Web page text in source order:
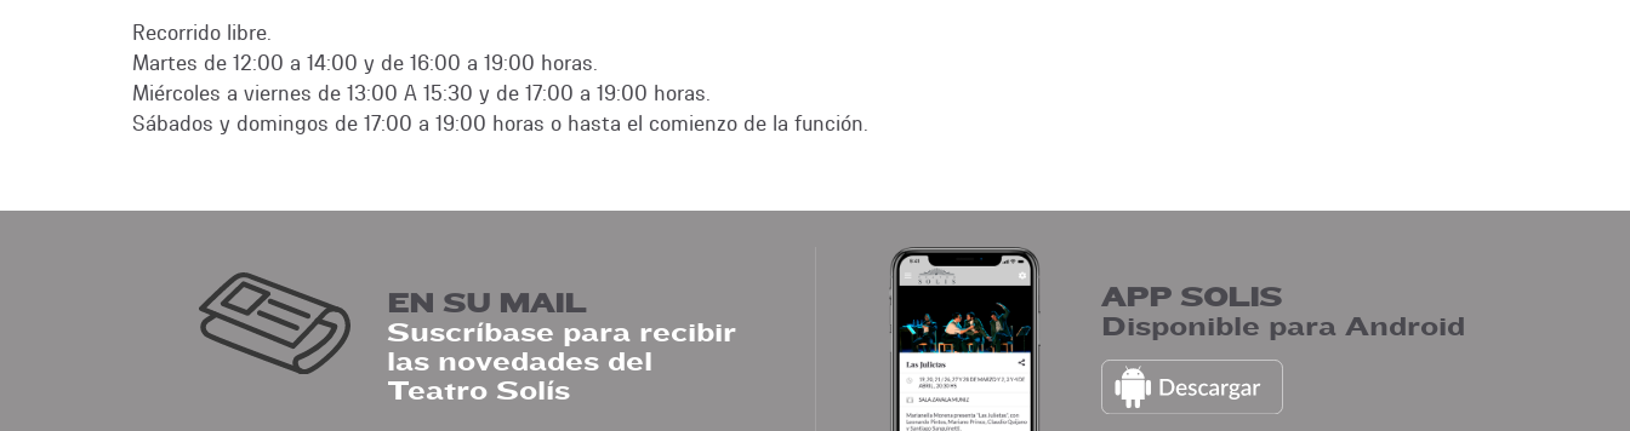
Recorrido libre.
Martes de 12:00 a 14:00 y de 16:00 a 19:00 horas.
Miércoles a viernes de 13:00 A 15:30 y de 17:00 a 19:00 horas.
Sábados y domingos de 17:00 a 19:00 horas o hasta el comienzo de la función.
EN SU MAIL
Suscríbase para recibir
las novedades del
Teatro Solís
APP SOLIS
Disponible para Android